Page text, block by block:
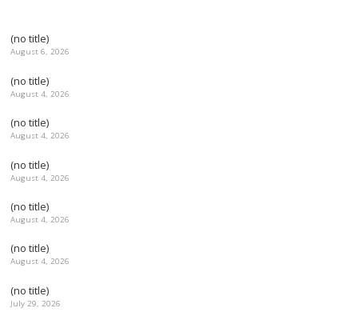
(no title)
August 6, 2026
(no title)
August 4, 2026
(no title)
August 4, 2026
(no title)
August 4, 2026
(no title)
August 4, 2026
(no title)
August 4, 2026
(no title)
July 29, 2026